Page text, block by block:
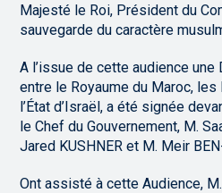
Majesté le Roi, Président du
sauvegarde du caractère
A l’issue de cette audience une
entre le Royaume du Maroc, les
l’État d’Israël, a été signée
le Chef du Gouvernement, M.
Jared KUSHNER et M. Meir
Ont assisté à cette Audience,